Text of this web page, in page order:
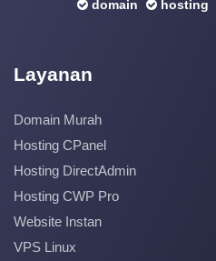
domain hosting
Layanan
Domain Murah
Hosting CPanel
Hosting DirectAdmin
Hosting CWP Pro
Website Instan
VPS Linux